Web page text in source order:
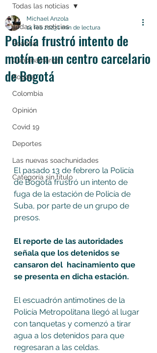
Todas las noticias
Soacha
Cundinamarca
Bogotá
Colombia
Opinión
Covid 19
Deportes
Las nuevas soachunidades
Categoría sin título
Todas las noticias
Policía frustró intento de
motín en un centro carcelario
de Bogotá
Michael Anzola
14 feb 20231 min de lectura
El pasado 13 de febrero la Policía
de Bogotá frustró un intento de
fuga de la estación de Policía de
Suba, por parte de un grupo de
presos.
El reporte de las autoridades
señala que los detenidos se
cansaron del  hacinamiento que
se presenta en dicha estación.
El escuadrón antimotines de la
Policía Metropolitana llegó al lugar
con tanquetas y comenzó a tirar
agua a los detenidos para que
regresaran a las celdas.